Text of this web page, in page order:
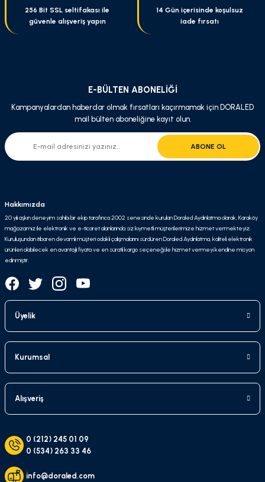
256 Bit SSL seltifakası ile
güvenle alışveriş yapın
14 Gün içerisinde koşulsuz
iade fırsatı
E-BÜLTEN ABONELİĞİ
Kampanyalardan haberdar olmak fırsatları kaçırmamak için DORALED
mail bülten aboneliğine kayıt olun.
ABONE OL
Hakkımızda
20 yılı aşkın deneyim sahibi bir ekip tarafınca 2002 senesinde kurulan Doraled Aydınlatma olarak, Karaköy
mağazamız ile elektronik ve e-ticaret alanlarında siz kıymetli müşterilerimize hizmet vermekteyiz.
Kuruluşundan itibaren devamlı müşteri odaklı çalışmalarını sürdüren Doraled Aydınlatma, kaliteli elektronik
ürünleri olabilecek en avantajlı fiyata ve en süratli kargo seçeneği ile hizmet vermeyi kendine misyon
edinmiştir.
Üyelik
Kurumsal
Alışveriş
0 (212) 245 01 09
0 (534) 263 33 46
info@doraled.com